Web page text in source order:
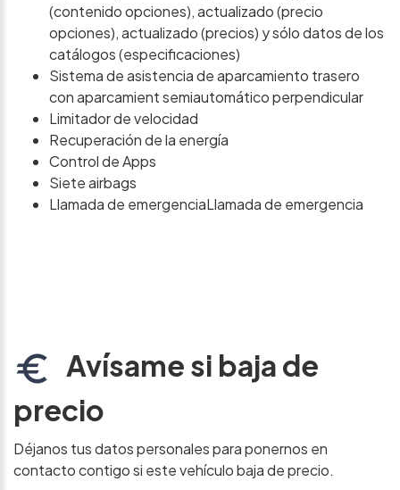
(contenido opciones), actualizado (precio
opciones), actualizado (precios) y sólo datos de los
catálogos (especificaciones)
Sistema de asistencia de aparcamiento trasero
con aparcamient semiautomático perpendicular
Limitador de velocidad
Recuperación de la energía
Control de Apps
Siete airbags
Llamada de emergenciaLlamada de emergencia
Avísame si baja de
precio
Déjanos tus datos personales para ponernos en
contacto contigo si este vehículo baja de precio.